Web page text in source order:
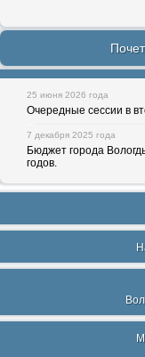
25 июня 2026 года
Очередные сессии в
7 декабря 2025 года
Бюджет города
годов.